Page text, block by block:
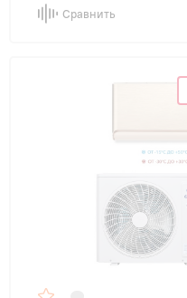
Сравнить